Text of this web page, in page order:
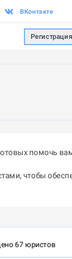
ВКонтакте
Регистрация
помочь
чтобы
67 юристов